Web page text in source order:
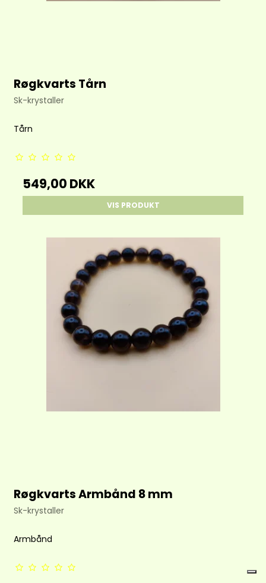
Røgkvarts Tårn
Sk-krystaller
Tårn
549,00 DKK
VIS PRODUKT
Røgkvarts Armbånd 8 mm
Sk-krystaller
Armbånd